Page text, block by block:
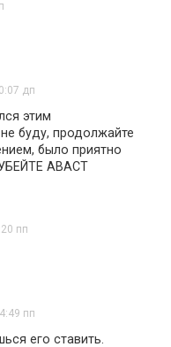
дп
этим
буду, продолжайте
было приятно
АВАСТ
пп
пп
его ставить.